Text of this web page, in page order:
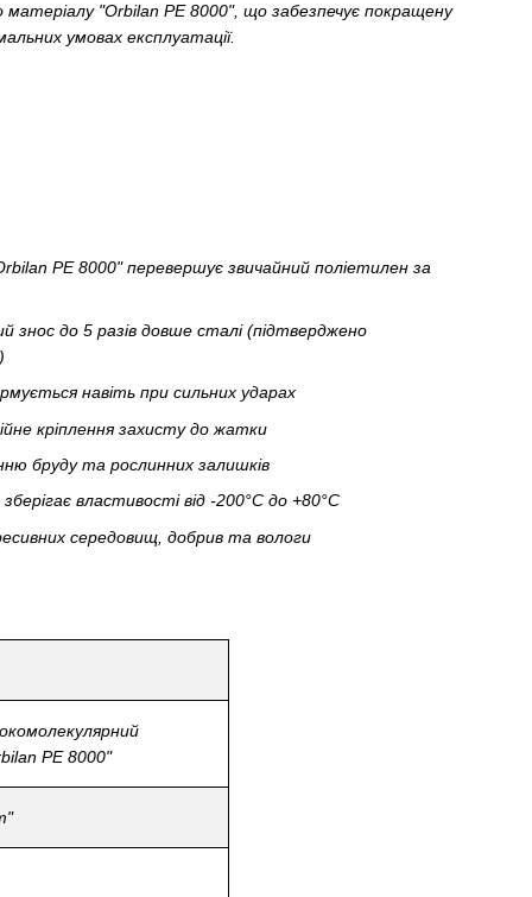
матеріалу "Orbilan PE 8000", що забезпечує покращену
умовах експлуатації.
PE 8000" перевершує звичайний поліетилен за
знос до 5 разів довше сталі (підтверджено
навіть при сильних ударах
кріплення захисту до жатки
бруду та рослинних залишків
зберігає властивості від -200°C до +80°C
середовищ, добрив та вологи
PE 8000"